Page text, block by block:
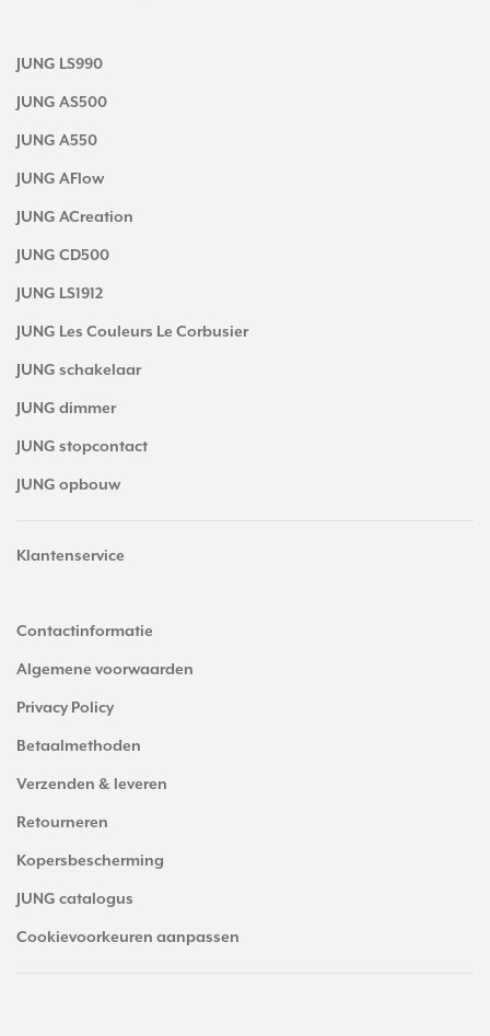
JUNG LS990
JUNG AS500
JUNG A550
JUNG AFlow
JUNG ACreation
JUNG CD500
JUNG LS1912
JUNG Les Couleurs Le Corbusier
JUNG schakelaar
JUNG dimmer
JUNG stopcontact
JUNG opbouw
Klantenservice
Contactinformatie
Algemene voorwaarden
Privacy Policy
Betaalmethoden
Verzenden & leveren
Retourneren
Kopersbescherming
JUNG catalogus
Cookievoorkeuren aanpassen